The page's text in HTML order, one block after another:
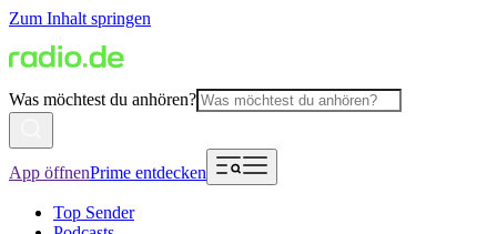
Zum Inhalt springen
Was möchtest du anhören?
App öffnenPrime entdecken
Top Sender